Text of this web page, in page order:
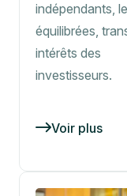
indépendants,
équilibrées,
intérêts des
investisseurs.
Voir plus